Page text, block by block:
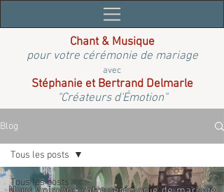
Chant & Musique
pour votre cérémonie de mariage
avec
Stéphanie et Bertrand Delmarle
"Créateurs d'Émotion"
Blog
Tous les posts
Tous les posts